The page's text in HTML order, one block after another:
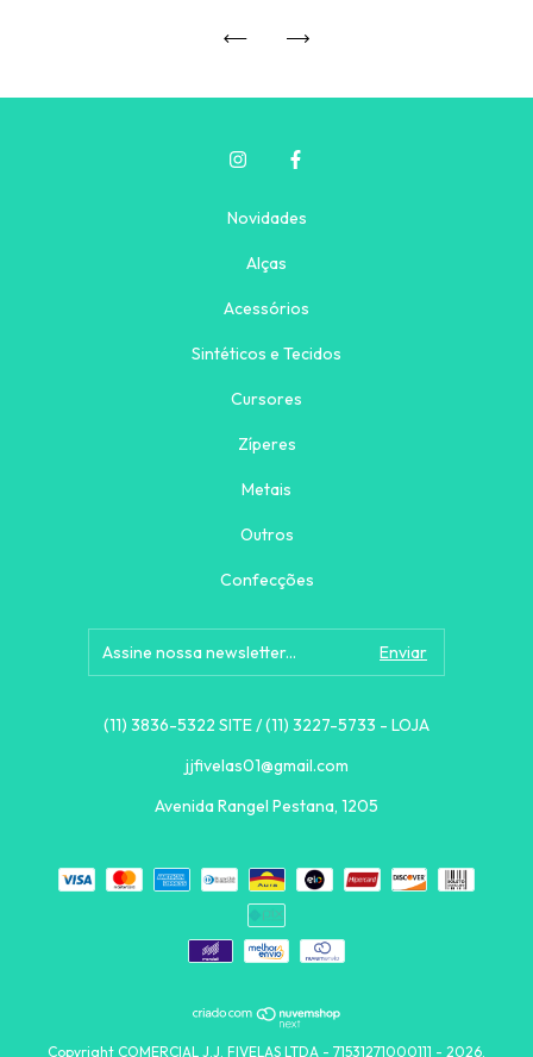
Novidades
Alças
Acessórios
Sintéticos e Tecidos
Cursores
Zíperes
Metais
Outros
Confecções
(11) 3836-5322 SITE / (11) 3227-5733 - LOJA
jjfivelas01@gmail.com
Avenida Rangel Pestana, 1205
Copyright COMERCIAL J.J. FIVELAS LTDA - 71531271000111 - 2026.